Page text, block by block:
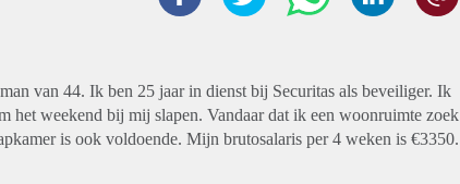
van 44. Ik ben 25 jaar in dienst bij Securitas als beveiliger. Ik
het weekend bij mij slapen. Vandaar dat ik een woonruimte zoek
is ook voldoende. Mijn brutosalaris per 4 weken is €3350.